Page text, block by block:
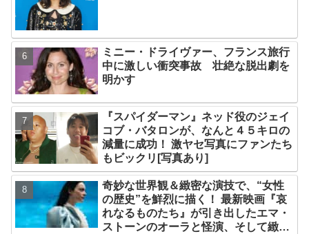
ミニー・ドライヴァー、フランス旅行
中に激しい衝突事故 壮絶な脱出劇を
明かす
『スパイダーマン』ネッド役のジェイ
コブ・バタロンが、なんと４５キロの
減量に成功！ 激ヤセ写真にファンたち
もビックリ[写真あり]
奇妙な世界観＆緻密な演技で、“女性
の歴史”を鮮烈に描く！ 最新映画『哀
れなるものたち』が引き出したエマ・
ストーンのオーラと怪演、そして緻密